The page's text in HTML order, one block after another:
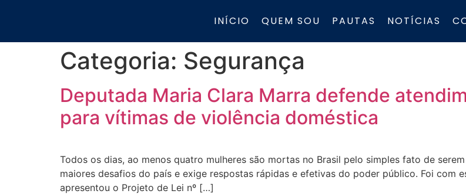
INÍCIO QUEM SOU PAUTAS NOTÍCIAS
Categoria: Segurança
Deputada Maria Clara Marra defende
para vítimas de violência doméstica
Todos os dias, ao menos quatro mulheres são mortas no Brasil pelo simples fato de
maiores desafios do país e exige respostas rápidas e efetivas do poder público. Foi com
apresentou o Projeto de Lei nº […]